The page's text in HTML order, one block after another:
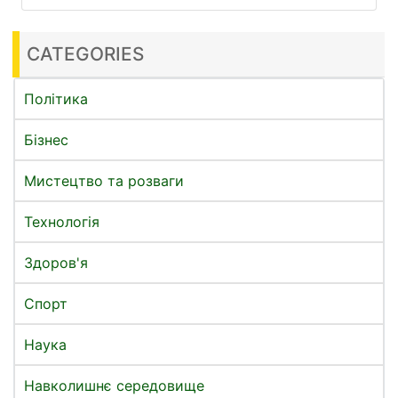
CATEGORIES
Політика
Бізнес
Мистецтво та розваги
Технологія
Здоров'я
Спорт
Наука
Навколишнє середовище